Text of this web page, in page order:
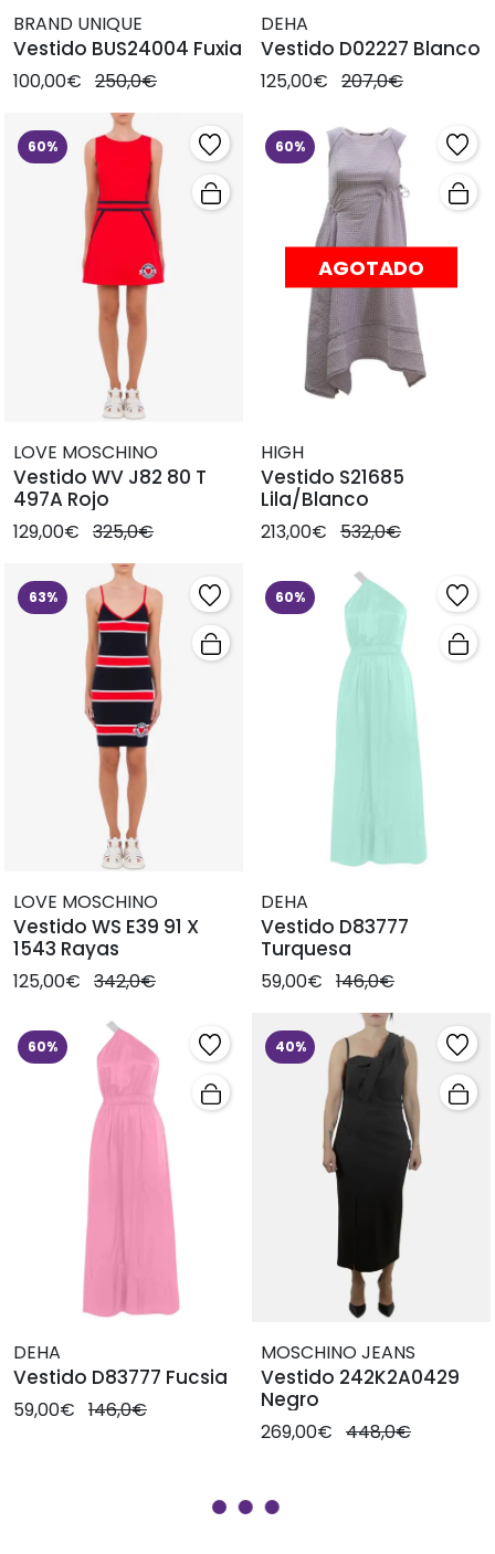
BRAND UNIQUE
Vestido BUS24004 Fuxia
100,00€ 250,0€
DEHA
Vestido D02227 Blanco
125,00€ 207,0€
60%
LOVE MOSCHINO
Vestido WV J82 80 T
497A Rojo
129,00€ 325,0€
60%
AGOTADO
HIGH
Vestido S21685
Lila/Blanco
213,00€ 532,0€
63%
LOVE MOSCHINO
Vestido WS E39 91 X
1543 Rayas
125,00€ 342,0€
60%
DEHA
Vestido D83777
Turquesa
59,00€ 146,0€
60%
DEHA
Vestido D83777 Fucsia
59,00€ 146,0€
40%
MOSCHINO JEANS
Vestido 242K2A0429
Negro
269,00€ 448,0€